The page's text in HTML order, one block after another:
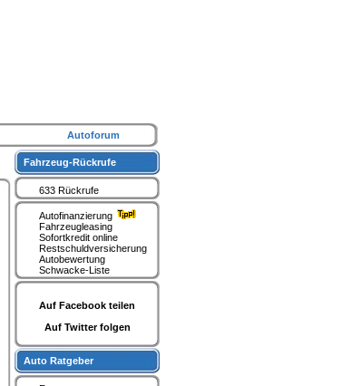
Fahrzeug-Rückrufe
633 Rückrufe
Autofinanzierung
Fahrzeugleasing
Sofortkredit online
Restschuldversicherung
Autobewertung
Schwacke-Liste
Auf Facebook teilen
Auf Twitter folgen
Auto Ratgeber
Autoforum